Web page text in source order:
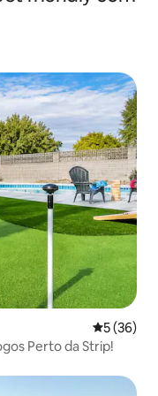
5 de uma
5 (36)
Perto da Strip!